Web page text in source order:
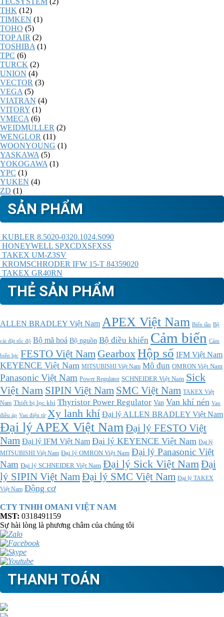
THK (12)
TIMKEN (1)
TOHO (5)
TOP AIR (2)
TOSHIBA (1)
TPC (6)
TURCK (2)
UNION (4)
VECTOR (3)
VEGA (5)
VIATRAN (4)
VITORY (1)
VMECA (6)
WEIDMULLER (2)
WENGLOR (11)
WOONYOUNG (1)
YASKAWA (5)
YOKOGAWA (1)
YPC (1)
YUKEN (4)
ZD (1)
SẢN PHẨM
KUBLER 8.5020-0320.1024.S090
HONEYWELL SPXCDXSFXSS
TAKEX UM-Z3SV
KROMSCHRODER IFW 15-T 84359020
TAKEX GR40RN
THẺ SẢN PHẨM
ALLEN BRADLEY Việt Nam APEX Việt Nam Biến tần Bộ
cài đặt tốc độ Bộ mã hoá Bộ nguồn Bộ điều khiển Cảm biến Cảm
biến lực FESTO Việt Nam GearboxHộp số IFM Việt Nam
KEYENCE Việt Nam MITSUBISHI Việt Nam Mô đun OMRON Việt Nam
Panasonic Việt Nam Power Regulator SCHNEIDER Việt Nam Sick
Việt Nam SIPIN Việt Nam SMC Việt Nam TAKEX Việt
Nam Thiết bị lọc khí Thyristor Power Regulator Van Van khí nén Van
điều áp Van điện từ Xy lanh khí Đại lý ALLEN BRADLEY Việt Nam
Đại lý APEX Việt NamĐại lý FESTO Việt
Nam Đại lý IFM Việt Nam Đại lý KEYENCE Việt Nam Đại lý
MITSUBISHI Việt Nam Đại lý OMRON Việt Nam Đại lý Panasonic Việt
Nam Đại lý SCHNEIDER Việt Nam Đại lý Sick Việt NamĐại
lý SIPIN Việt Nam Đại lý SMC Việt Nam Đại lý TAKEX
Việt Nam Động cơ
CTY TNHH OMANI VIỆT NAM
MST: 0318491159
Sự hài lòng là phương châm của chúng tôi
THANH TOÁN